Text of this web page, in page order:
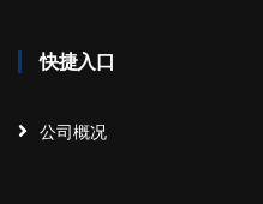
快捷入口
公司概况